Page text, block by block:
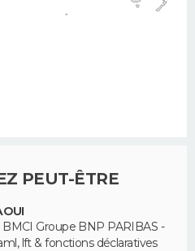
PEUT-ÊTRE
Groupe BNP PARIBAS -
lft & fonctions déclaratives